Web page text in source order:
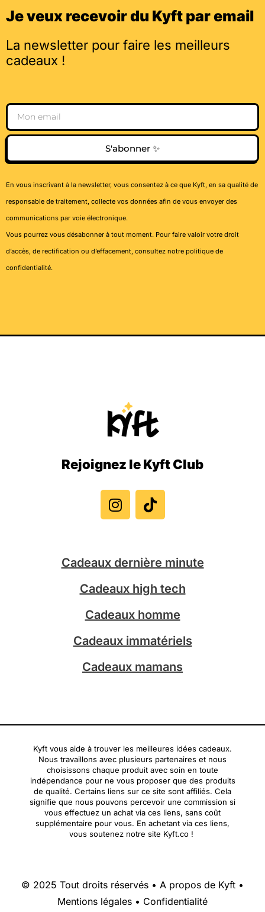
Je veux recevoir du Kyft par email
La newsletter pour faire les meilleurs
cadeaux !
Email
S'abonner ✨
En vous inscrivant à la newsletter, vous consentez à ce que Kyft, en sa qualité de
responsable de traitement, collecte vos données afin de vous envoyer des
communications par voie électronique.
Vous pourrez vous désabonner à tout moment. Pour faire valoir votre droit
d’accès, de rectification ou d’effacement, consultez notre politique de
confidentialité.
Rejoignez le Kyft Club
n
s
t
r
a
m
i
k
t
Cadeaux dernière minute
Cadeaux high tech
Cadeaux homme
Cadeaux immatériels
Cadeaux mamans
Kyft vous aide à trouver les meilleures idées cadeaux.
Nous travaillons avec plusieurs partenaires et nous
choisissons chaque produit avec soin en toute
indépendance pour ne vous proposer que des produits
de qualité. Certains liens sur ce site sont affiliés. Cela
signifie que nous pouvons percevoir une commission si
vous effectuez un achat via ces liens, sans coût
supplémentaire pour vous. En achetant via ces liens,
vous soutenez notre site Kyft.co !
© 2025 Tout droits réservés • A propos de Kyft •
Mentions légales • Confidentialité